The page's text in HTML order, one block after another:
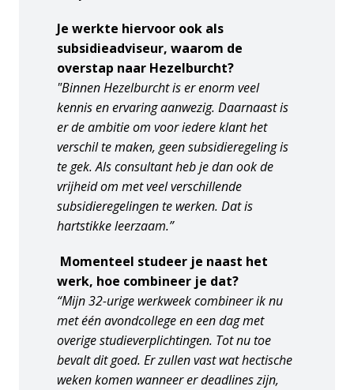
Je werkte hiervoor ook als
subsidieadviseur, waarom de
overstap naar Hezelburcht?
"Binnen Hezelburcht is er enorm veel
kennis en ervaring aanwezig. Daarnaast is
er de ambitie om voor iedere klant het
verschil te maken, geen subsidieregeling is
te gek. Als consultant heb je dan ook de
vrijheid om met veel verschillende
subsidieregelingen te werken. Dat is
hartstikke leerzaam.”
Momenteel studeer je naast het
werk, hoe combineer je dat?
“Mijn 32-urige werkweek combineer ik nu
met één avondcollege en een dag met
overige studieverplichtingen. Tot nu toe
bevalt dit goed. Er zullen vast wat hectische
weken komen wanneer er deadlines zijn,